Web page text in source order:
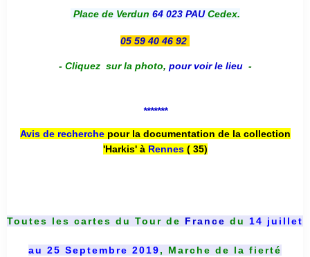
Place de Verdun 64 023 PAUCedex.
05 59 40 46 92
- Cliquez sur la photo, pour voir le lieu -
*******
Avis de recherche pour la documentation de la collection
'Harkis' à Rennes( 35)
Toutes les cartes du Tour de France du 14 juillet
au 25 Septembre 2019, Marche de la fierté